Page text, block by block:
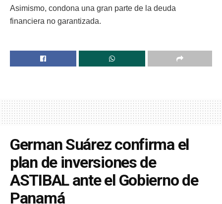
Asimismo, condona una gran parte de la deuda
financiera no garantizada.
German Suárez confirma el
plan de inversiones de
ASTIBAL ante el Gobierno de
Panamá